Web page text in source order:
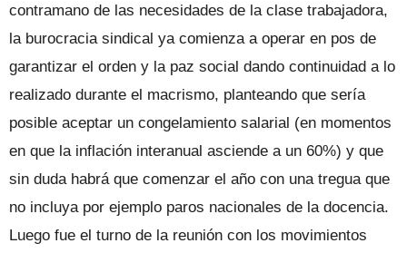
contramano de las necesidades de la clase trabajadora,
la burocracia sindical ya comienza a operar en pos de
garantizar el orden y la paz social dando continuidad a lo
realizado durante el macrismo, planteando que sería
posible aceptar un congelamiento salarial (en momentos
en que la inflación interanual asciende a un 60%) y que
sin duda habrá que comenzar el año con una tregua que
no incluya por ejemplo paros nacionales de la docencia.
Luego fue el turno de la reunión con los movimientos